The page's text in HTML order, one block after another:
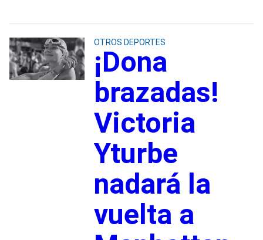
OTROS DEPORTES
¡Dona
brazadas!
Victoria
Yturbe
nadará la
vuelta a